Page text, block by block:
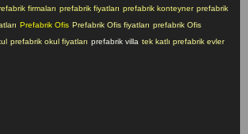
firmaları prefabrik fiyatları prefabrik konteyner prefabrik
Prefabrik Ofis Prefabrik Ofis fiyatları prefabrik Ofis
prefabrik okul fiyatları prefabrik villa tek katlı prefabrik evler